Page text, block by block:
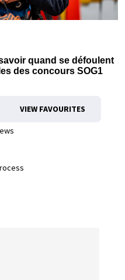
quand se défoulent
des concours SOG1
VIEW FAVOURITES